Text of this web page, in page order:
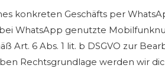
konkreten Geschäfts per
WhatsApp genutzte
Art. 6 Abs. 1 lit. b DSGVO zur
Rechtsgrundlage werden wir